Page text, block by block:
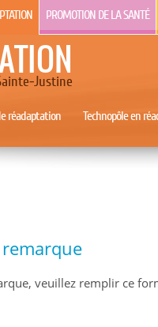
PROMOTION DE LA SANTÉ
Justine
réadaptation Technopôle en
veuillez remplir ce